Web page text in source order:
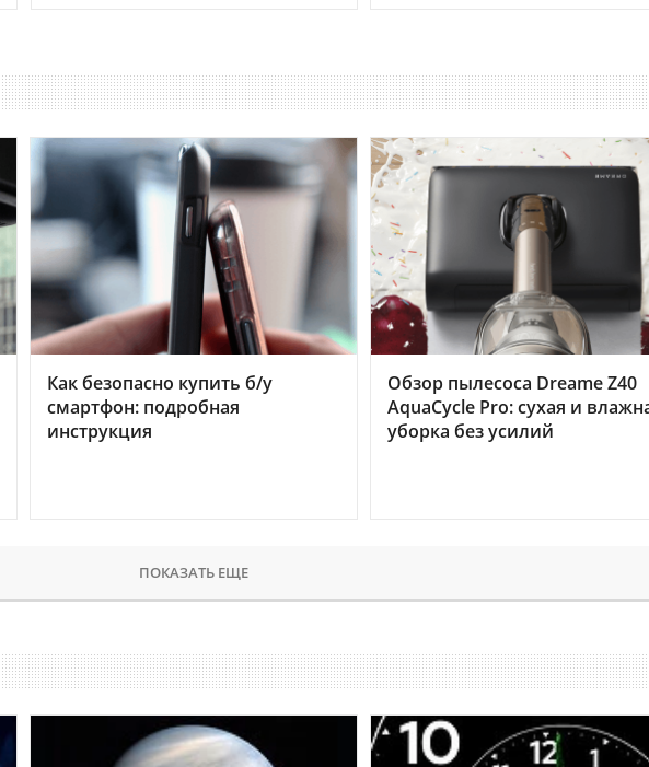
Как безопасно купить б/у
смартфон: подробная
инструкция
Обзор пылесоса Dreame Z40
AquaCycle Pro: сухая и
уборка без усилий
ПОКАЗАТЬ ЕЩЕ